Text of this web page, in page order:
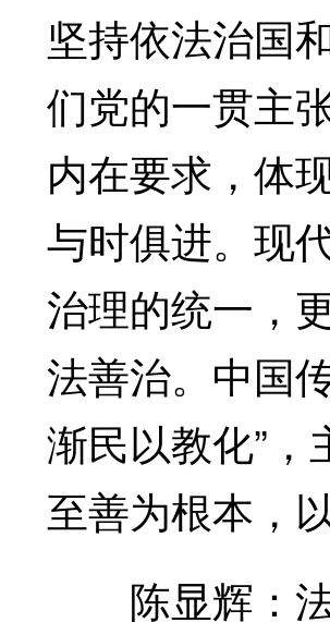
坚持依法治国
们党的一贯主
内在要求，体
与时俱进。现
治理的统一，
法善治。中国
渐民以教化”，
至善为根本，
陈显辉：法